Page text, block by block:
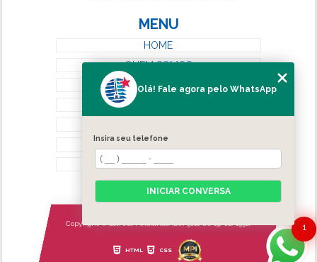
MENU
HOME
QUEM SOMOS
SERVIÇOS
CATEGORIAS
MAPA DO SITE
Copyright © Estrela Persianas. (Lei 9610 de 19/02/1998)
HTML CSS
1
Olá! Fale agora pelo WhatsApp
Insira seu telefone
INICIAR CONVERSA